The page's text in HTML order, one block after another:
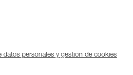
datos personales y gestión de cookies